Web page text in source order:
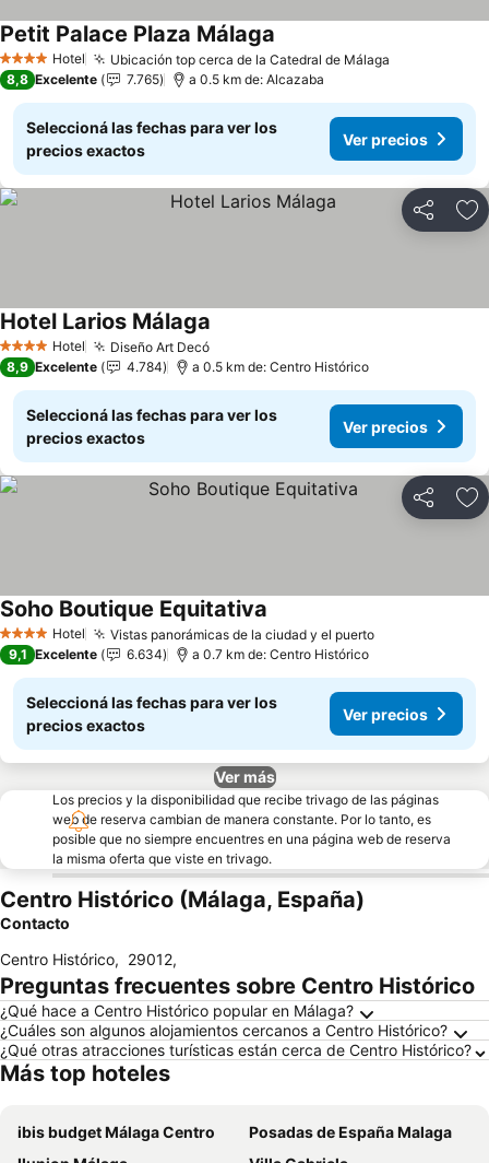
4 EstrellasHotel Ubicación top cerca de la Catedral de Málaga
Petit Palace Plaza Málaga
8,8 Excelente 7.765 a 0.5 km de: Alcazaba
Seleccioná las fechas para ver los
precios exactos
Ver precios
Compartir
4 EstrellasHotel Diseño Art DecóVer precios
Hotel Larios Málaga
8,9 Excelente 4.784 a 0.5 km de: Centro Histórico
Seleccioná las fechas para ver los
precios exactos
Ver precios
Compartir
4 EstrellasHotel Vistas panorámicas de la ciudad y el puertoVer precios
Soho Boutique Equitativa
9,1 Excelente 6.634 a 0.7 km de: Centro Histórico
Seleccioná las fechas para ver los
precios exactos
Ver precios
Ver más
Los precios y la disponibilidad que recibe trivago de las páginas
web de reserva cambian de manera constante. Por lo tanto, es
posible que no siempre encuentres en una página web de reserva
la misma oferta que viste en trivago.
Centro Histórico (Málaga, España)
Contacto
Centro Histórico, 29012,
Preguntas frecuentes sobre Centro Histórico
¿Qué hace a Centro Histórico popular en Málaga?
¿Cuáles son algunos alojamientos cercanos a Centro Histórico?
¿Qué otras atracciones turísticas están cerca de Centro Histórico?
Más top hoteles
ibis budget Málaga Centro
Posadas de España Malaga